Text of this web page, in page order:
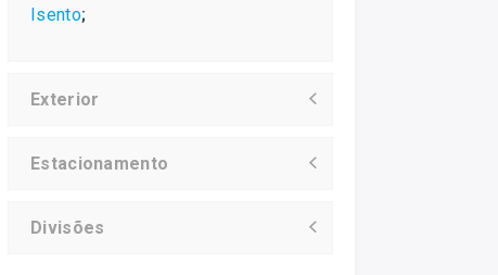
Isento;
Exterior
Estacionamento
Divisões